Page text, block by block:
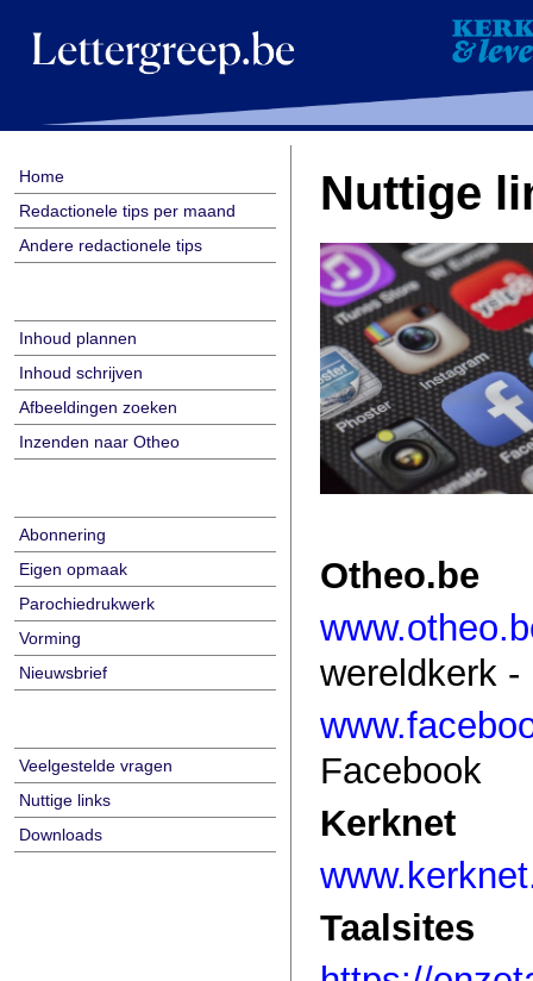
Home
Redactionele tips per maand
Andere redactionele tips
Inhoud plannen
Inhoud schrijven
Afbeeldingen zoeken
Inzenden naar Otheo
Abonnering
Eigen opmaak
Parochiedrukwerk
Vorming
Nieuwsbrief
Veelgestelde vragen
Nuttige links
Downloads
Nuttige
Otheo.be
wereldkerk
Facebook
Kerknet
Taalsites